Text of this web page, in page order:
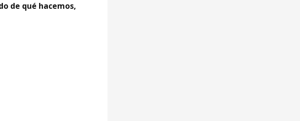
de qué hacemos,